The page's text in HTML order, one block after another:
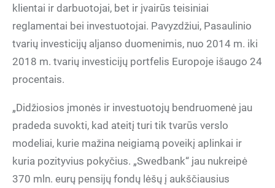
klientai ir darbuotojai, bet ir įvairūs teisiniai
reglamentai bei investuotojai. Pavyzdžiui, Pasaulinio
tvarių investicijų aljanso duomenimis, nuo 2014 m. iki
2018 m. tvarių investicijų portfelis Europoje išaugo 24
procentais.
„Didžiosios įmonės ir investuotojų bendruomenė jau
pradeda suvokti, kad ateitį turi tik tvarūs verslo
modeliai, kurie mažina neigiamą poveikį aplinkai ir
kuria pozityvius pokyčius. „Swedbank“ jau nukreipė
370 mln. eurų pensijų fondų lėšų į aukščiausius